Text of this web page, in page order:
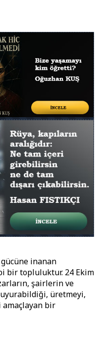
inanan
bir topluluktur. 24 Ekim
şairlerin ve
üretmeyi,
amaçlayan bir